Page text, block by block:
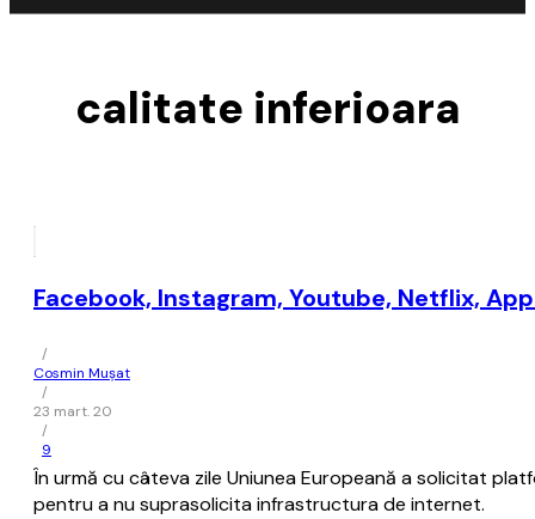
calitate inferioara
Facebook, Instagram, Youtube, Netflix,
/
Cosmin Mușat
/
23 mart. 20
/
9
În urmă cu câteva zile Uniunea Europeană a solicitat
pentru a nu suprasolicita infrastructura de internet.